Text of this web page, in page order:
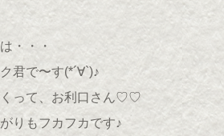
・・・
君で〜す(*´∀`)♪
くって、お利口さん♡♡
りもフカフカです♪